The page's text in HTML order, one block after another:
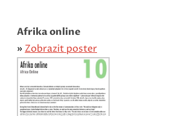
Afrika online
» Zobrazit poster